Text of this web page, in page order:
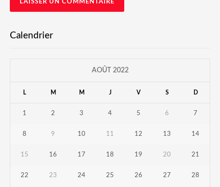
Calendrier
AOÛT 2022
L M M J V S D
1 2 3 4 5 6 7
8 9 10 11 12 13 14
15 16 17 18 19 20 21
22 23 24 25 26 27 28